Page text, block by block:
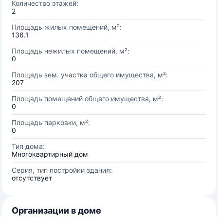
Количество этажей:
2
Площадь жилых помещений, м²:
136.1
Площадь нежилых помещений, м²:
0
Площадь зем. участка общего имущества, м²:
207
Площадь помещений общего имущества, м²:
0
Площадь парковки, м²:
0
Тип дома:
Многоквартирный дом
Серия, тип постройки здания:
отсутствует
Организации в доме